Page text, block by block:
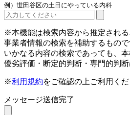
例）世田谷区の土日にやっている内科
※本機能は検索内容から推定される
事業者情報の検索を補助するもので
いかなる内容の検索であっても、
優劣評価・断定的判断・専門的判断
※利用規約をご確認の上ご利用く
メッセージ送信完了